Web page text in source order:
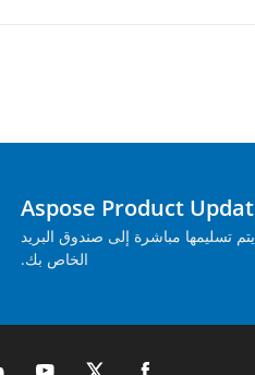
مباشرة إلى صندوق البريد
الخاص بك.